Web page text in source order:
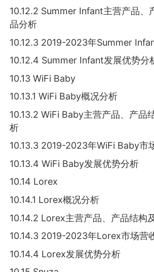
10.12.2 Summer Infant主营产品、
品分析
10.12.3 2019-2023年Summer
10.12.4 Summer Infant发展优势分
10.13 WiFi Baby
10.13.1 WiFi Baby概况分析
10.13.2 WiFi Baby主营产品、产品
析
10.13.3 2019-2023年WiFi Baby市
10.13.4 WiFi Baby发展优势分析
10.14 Lorex
10.14.1 Lorex概况分析
10.14.2 Lorex主营产品、产品结构
10.14.3 2019-2023年Lorex市场营
10.14.4 Lorex发展优势分析